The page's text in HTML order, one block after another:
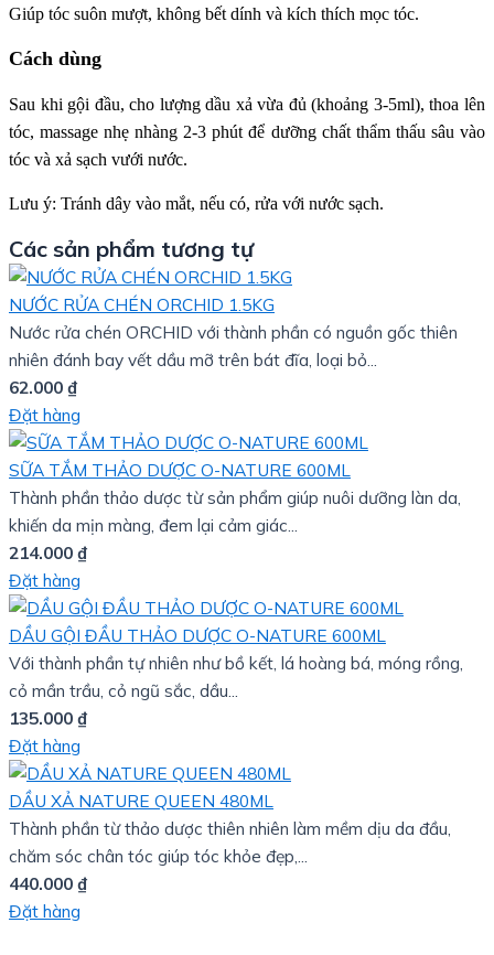
Giúp tóc suôn mượt, không bết dính và kích thích mọc tóc.
Cách dùng
Sau khi gội đầu, cho lượng dầu xả vừa đủ (khoảng 3-5ml), thoa lên
tóc, massage nhẹ nhàng 2-3 phút để dưỡng chất thẩm thấu sâu vào
tóc và xả sạch vưới nước.
Lưu ý: Tránh dây vào mắt, nếu có, rửa với nước sạch.
Các sản phẩm tương tự
NƯỚC RỬA CHÉN ORCHID 1.5KG
Nước rửa chén ORCHID với thành phần có nguồn gốc thiên
nhiên đánh bay vết dầu mỡ trên bát đĩa, loại bỏ...
62.000 ₫
Đặt hàng
SỮA TẮM THẢO DƯỢC O-NATURE 600ML
Thành phần thảo dược từ sản phẩm giúp nuôi dưỡng làn da,
khiến da mịn màng, đem lại cảm giác...
214.000 ₫
Đặt hàng
DẦU GỘI ĐẦU THẢO DƯỢC O-NATURE 600ML
Với thành phần tự nhiên như bồ kết, lá hoàng bá, móng rồng,
cỏ mần trầu, cỏ ngũ sắc, dầu...
135.000 ₫
Đặt hàng
DẦU XẢ NATURE QUEEN 480ML
Thành phần từ thảo dược thiên nhiên làm mềm dịu da đầu,
chăm sóc chân tóc giúp tóc khỏe đẹp,...
440.000 ₫
Đặt hàng